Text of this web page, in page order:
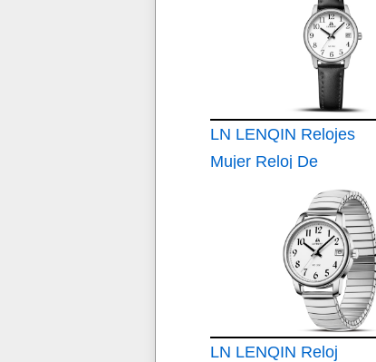
LN LENQIN Relojes
Mujer Reloj De
Cuarzo Analógicos
para Mujer Reloj
LN LENQIN Reloj